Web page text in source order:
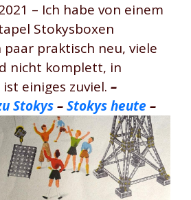
– Ich habe von einem
Stokysboxen
praktisch neu, viele
nicht komplett, in
einiges zuviel. –
Stokys–Stokys heute –